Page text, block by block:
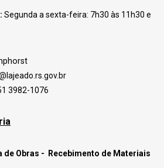
Segunda a sexta-feira: 7h30 às 11h30 e
3982-1076
Obras - Recebimento de Materiais